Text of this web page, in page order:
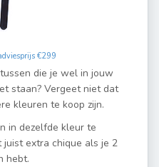
€299
die je wel in jouw
staan? Vergeet niet dat
kleuren te koop zijn.
in dezelfde kleur te
juist extra chique als je 2
hebt.